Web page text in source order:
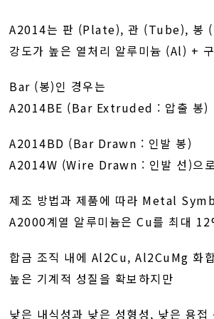
A2014는 판 (Plate), 관 (Tube), 봉
강도가 높은 열처리 알루미늄 (Al) +
Bar (봉)인 경우는
A2014BE (Bar Extruded : 압출 봉)
A2014BD (Bar Drawn : 인발 봉)
A2014W (Wire Drawn : 인발 선)으로
제조 방법과 제품에 따라 Metal
A2000계열 알루미늄은 Cu를 최대
합금 조직 내에 Al2Cu, Al2CuMg 화
높은 기계적 성질을 확보하지만
낮은 내식성과 낮은 성형성, 낮은 용접